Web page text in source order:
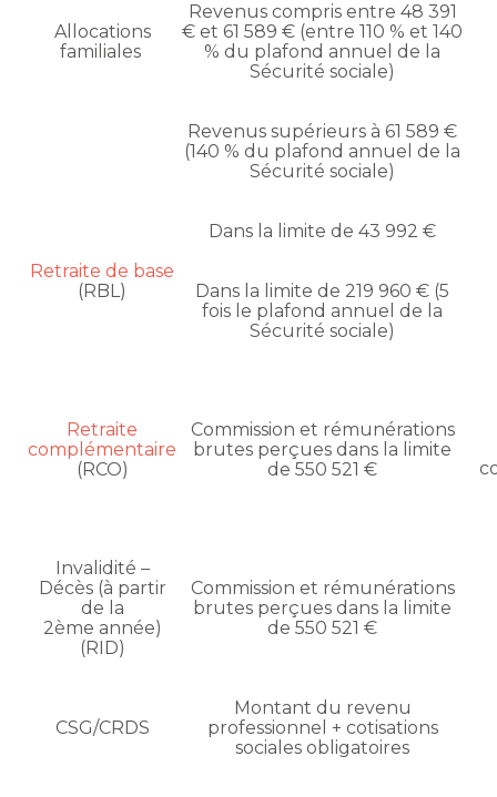
Allocations
familiales
Revenus compris entre 48 391
€ et 61 589 € (entre 110 % et 140
% du plafond annuel de la
Sécurité sociale)
Revenus supérieurs à 61 589 €
(140 % du plafond annuel de la
Sécurité sociale)
Retraite de base
(RBL)
Dans la limite de 43 992 €
Dans la limite de 219 960 € (5
fois le plafond annuel de la
Sécurité sociale)
Retraite
complémentaire
(RCO)
Commission et rémunérations
brutes perçues dans la limite
de 550 521 €
Invalidité –
Décès (à partir
de la
2ème année)
(RID)
Commission et rémunérations
brutes perçues dans la limite
de 550 521 €
CSG/CRDS
Montant du revenu
professionnel + cotisations
sociales obligatoires